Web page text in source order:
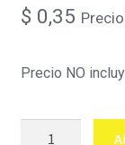
$ 0,35
Precio NO